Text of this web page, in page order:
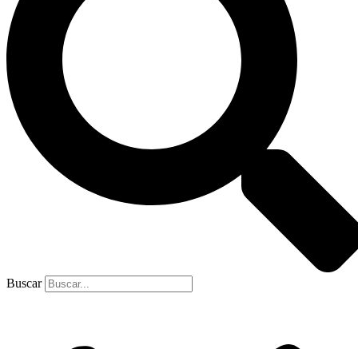
Buscar